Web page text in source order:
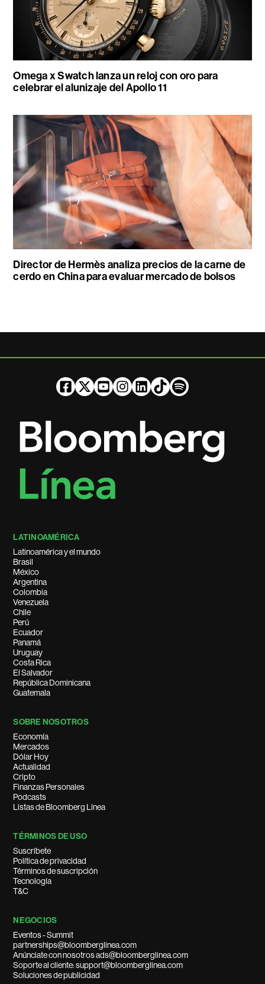
Omega x Swatch lanza un reloj con oro para
celebrar el alunizaje del Apollo 11
Director de Hermès analiza precios de la carne de
cerdo en China para evaluar mercado de bolsos
LATINOAMÉRICA
Latinoamérica y el mundo
Brasil
México
Argentina
Colombia
Venezuela
Chile
Perú
Ecuador
Panamá
Uruguay
Costa Rica
El Salvador
República Dominicana
Guatemala
SOBRE NOSOTROS
Economía
Mercados
Dólar Hoy
Actualidad
Cripto
Finanzas Personales
Podcasts
Listas de Bloomberg Línea
TÉRMINOS DE USO
Suscríbete
Política de privacidad
Términos de suscripción
Tecnología
T&C
NEGOCIOS
Eventos - Summit
partnerships@bloomberglinea.com
Anúnciate con nosotros ads@bloomberglinea.com
Soporte al cliente: support@bloomberglinea.com
Soluciones de publicidad